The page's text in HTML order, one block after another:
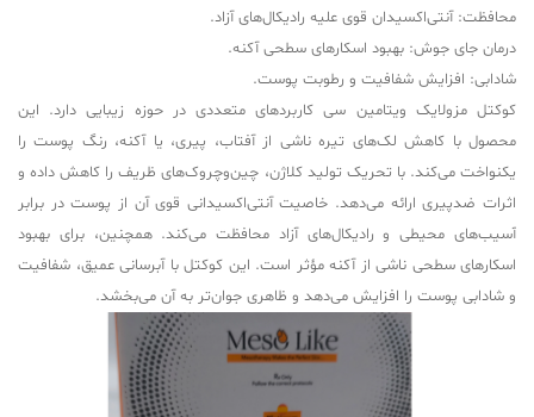
محافظت: آنتی‌اکسیدان قوی علیه رادیکال‌های آزاد.
درمان جای جوش: بهبود اسکارهای سطحی آکنه.
شادابی: افزایش شفافیت و رطوبت پوست.
کوکتل مزولایک ویتامین سی کاربردهای متعددی در حوزه زیبایی دارد. این
محصول با کاهش لک‌های تیره ناشی از آفتاب، پیری، یا آکنه، رنگ پوست را
یکنواخت می‌کند. با تحریک تولید کلاژن، چین‌وچروک‌های ظریف را کاهش داده و
اثرات ضدپیری ارائه می‌دهد. خاصیت آنتی‌اکسیدانی قوی آن از پوست در برابر
آسیب‌های محیطی و رادیکال‌های آزاد محافظت می‌کند. همچنین، برای بهبود
اسکارهای سطحی ناشی از آکنه مؤثر است. این کوکتل با آبرسانی عمیق، شفافیت
و شادابی پوست را افزایش می‌دهد و ظاهری جوان‌تر به آن می‌بخشد.